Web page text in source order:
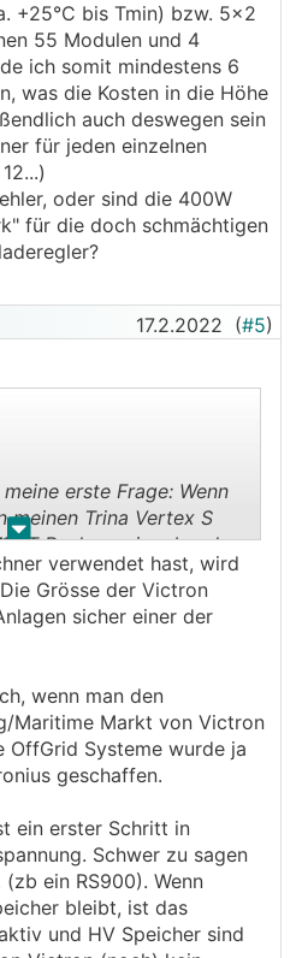
+25°C bis Tmin) bzw. 5x2
55 Modulen und 4
ich somit mindestens 6
was die Kosten in die Höhe
auch deswegen sein
für jeden einzelnen
oder sind die 400W
für die doch schmächtigen
17.2.2022 (#5)
. .
erste Frage: Wenn
meinen Trina Vertex S
Rechner eingebe, dann
Belegung von 4x3 (=12,
ab ca. +25°C bis
Bei meinen 55
würde ich
treibt und ich das
sein hab lassen.
einzelnen String, also
für die doch
MPPT Solarladeregler?
verwendet hast, wird
Grösse der Victron
sicher einer der
wenn man den
Maritime Markt von Victron
OffGrid Systeme wurde ja
geschaffen.
ein erster Schritt in
Schwer zu sagen
ein RS900). Wenn
bleibt, ist das
und HV Speicher sind